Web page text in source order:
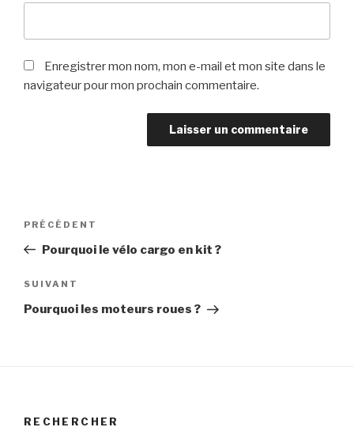
Enregistrer mon nom, mon e-mail et mon site dans le
navigateur pour mon prochain commentaire.
Navigation
l’article
Article
précédent
PRÉCÉDENT
Pourquoi le vélo cargo en kit ?
Article
suivant
SUIVANT
Pourquoi les moteurs roues ?
RECHERCHER